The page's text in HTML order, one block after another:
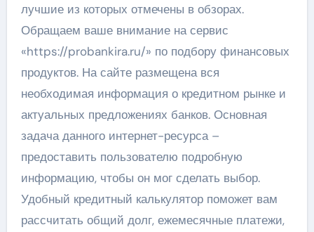
лучшие из которых отмечены в обзорах.
Обращаем ваше внимание на сервис
«https://probankira.ru/» по подбору финансовых
продуктов. На сайте размещена вся
необходимая информация о кредитном рынке и
актуальных предложениях банков. Основная
задача данного интернет-ресурса –
предоставить пользователю подробную
информацию, чтобы он мог сделать выбор.
Удобный кредитный калькулятор поможет вам
рассчитать общий долг, ежемесячные платежи,